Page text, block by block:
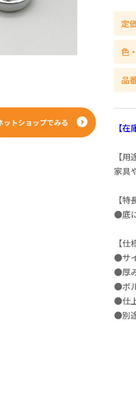
ネットショップ
定
色
品
【在
【用
家具
【特
●底
【仕
●サ
●厚
●ボ
●仕
●別
ットショップでみる